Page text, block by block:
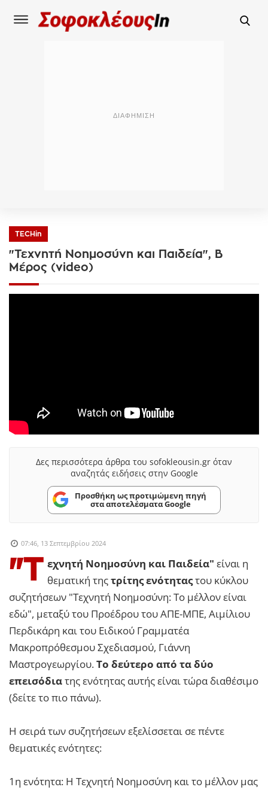
TECHin
"Τεχνητή Νοημοσύνη και Παιδεία", Β
Μέρος (video)
Δες περισσότερα άρθρα του sofokleousin.gr όταν
αναζητάς ειδήσεις στην Google
Προσθήκη ως προτιμώμενη πηγή
στα αποτελέσματα Google
07:46, 13 Σεπτεμβρίου 2024
"Τ εχνητή Νοημοσύνη και Παιδεία" είναι η
θεματική τηςτρίτης ενότηταςτου κύκλου
συζητήσεων "Τεχνητή Νοημοσύνη: Το μέλλον είναι
εδώ", μεταξύ του Προέδρου του ΑΠΕ-ΜΠΕ, Αιμίλιου
Περδικάρη και του Ειδικού Γραμματέα
Μακροπρόθεσμου Σχεδιασμού, Γιάννη
Μαστρογεωργίου.Το δεύτερο από τα δύο
επεισόδιατης ενότητας αυτής είναι τώρα διαθέσιμο
(δείτε το πιο πάνω).
Η σειρά των συζητήσεων εξελίσσεται σε πέντε
θεματικές ενότητες:
1η ενότητα: Η Τεχνητή Νοημοσύνη και το μέλλον μας